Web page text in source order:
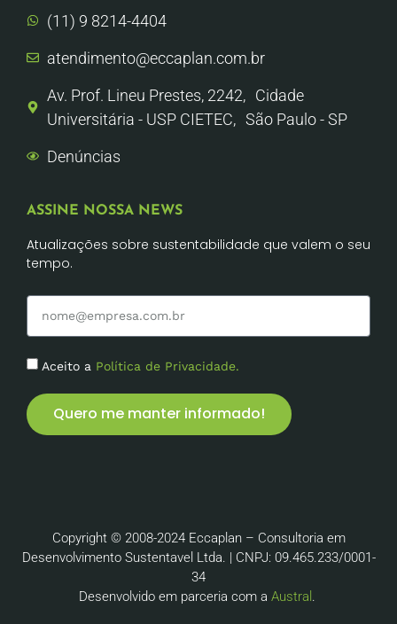
(11) 9 8214-4404
atendimento@eccaplan.com.br
Av. Prof. Lineu Prestes, 2242, Cidade
Universitária - USP CIETEC, São Paulo - SP
Denúncias
ASSINE NOSSA NEWS
Atualizações sobre sustentabilidade que valem o seu
tempo.
Aceito a Política de Privacidade.
Quero me manter informado!
Copyright © 2008-2024 Eccaplan – Consultoria em
Desenvolvimento Sustentavel Ltda. | CNPJ: 09.465.233/0001-
34
Desenvolvido em parceria com a Austral .